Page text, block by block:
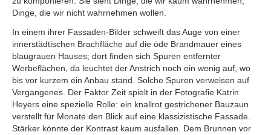
Dinge, die wir nicht wahrnehmen wollen.
In einem ihrer Fassaden-Bilder schweift das Auge von einer
innerstädtischen Brachfläche auf die öde Brandmauer eines
blaugrauen Hauses; dort finden sich Spuren entfernter
Werbeflächen, da leuchtet der Anstrich noch ein wenig auf, wo
bis vor kurzem ein Anbau stand. Solche Spuren verweisen auf
Vergangenes. Der Faktor Zeit spielt in der Fotografie Katrin
Heyers eine spezielle Rolle: ein knallrot gestrichener Bauzaun
verstellt für Monate den Blick auf eine klassizistische Fassade.
Stärker könnte der Kontrast kaum ausfallen. Dem Brunnen vor